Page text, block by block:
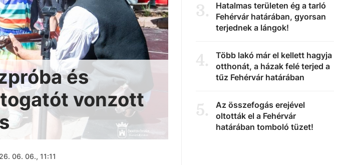
és
vonzott
06. 06., 11:11
3.
Hatalmas területen ég a tarló
Fehérvár határában, gyorsan
terjednek a lángok!
4.
Több lakó már el kellett hagyja
otthonát, a házak felé terjed a
tűz Fehérvár határában
5.
Az összefogás erejével
oltották el a Fehérvár
határában tomboló tüzet!